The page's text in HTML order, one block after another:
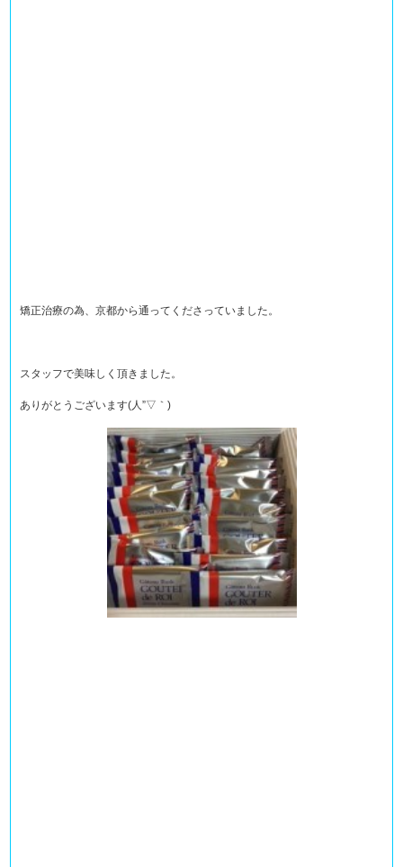
矯正治療の為、京都から通ってくださっていました。
スタッフで美味しく頂きました。
ありがとうございます(人”▽｀)